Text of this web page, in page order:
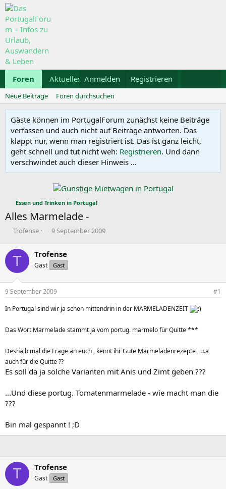
Foren Aktuelles Galerie Kalender
Anmelden Registrieren
Neue Beiträge Foren durchsuchen
Gäste können im PortugalForum zunächst keine Beiträge
verfassen und auch nicht auf Beiträge antworten. Das
klappt nur, wenn man registriert ist. Das ist ganz leicht,
geht schnell und tut nicht weh: Registrieren. Und dann
verschwindet auch dieser Hinweis ...
Essen und Trinken in Portugal
Alles Marmelade -
E
s
t
l
l
e
Trofense
E
t
e
l
t
m
9 September 2009
T Trofense
Gast Gast
9 September 2009
#1
In Portugal sind wir ja schon mittendrin in der MARMELADENZEIT
Das Wort Marmelade stammt ja vom portug. marmelo für Quitte ***
Deshalb mal die Frage an euch , kennt ihr Gute Marmeladenrezepte , u.a
auch für die Quitte ??
Es soll da ja solche Varianten mit Anis und Zimt geben ???
...Und diese portug. Tomatenmarmelade - wie macht man die
???
Bin mal gespannt ! ;D
T Trofense
Gast Gast